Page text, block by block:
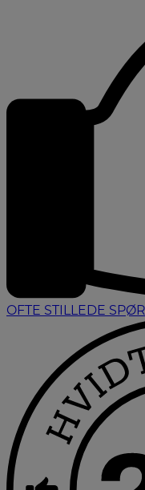
OFTE STILLEDE